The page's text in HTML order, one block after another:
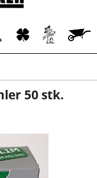
50 stk.